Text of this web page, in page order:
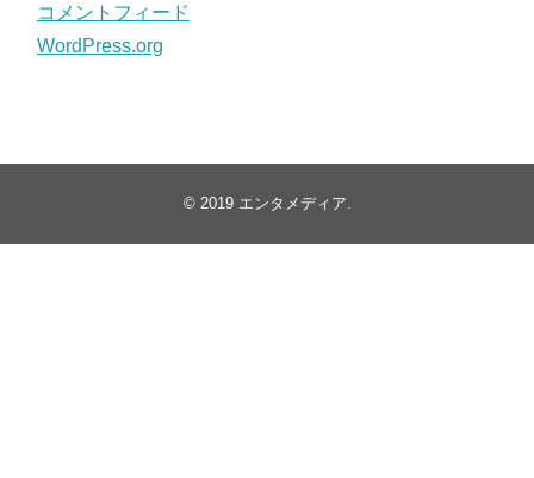
コメントフィード
WordPress.org
© 2019 エンタメディア.